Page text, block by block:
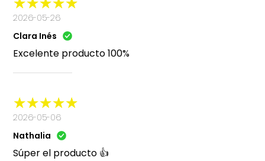
2026-05-26
Clara Inés
Excelente producto 100%
2026-05-06
Nathalia
Súper el producto 👍